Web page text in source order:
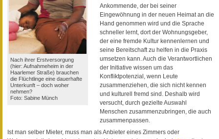
Nach ihrer Erstversorgung
(hier: Aufnahmeheim in der
Haarlemer Straße) brauchen
die Flüchtlinge eine dauerhafte
Unterkunft – doch woher
nehmen?
Foto: Sabine Münch
Ankommende, der bei seiner
Eingewöhnung in der neuen Heimat an die
Hand genommen wird und die Sprache
schneller lernt, dort der Wohnungsgeber,
der eine fremde Kultur kennenlernen und
seine Bereitschaft zu helfen in die Praxis
umsetzen kann. Auch die Verantwortlichen
der Initiative wissen um das
Konfliktpotenzial, wenn Leute
zusammenziehen, die sich nicht kennen
und kulturell fremd sind. Deshalb wird
versucht, durch gezielte Auswahl
Menschen zusammenzubringen, die auch
zusammenpassen.
Ist man selber Mieter, muss man als Anbieter eines Zimmers oder